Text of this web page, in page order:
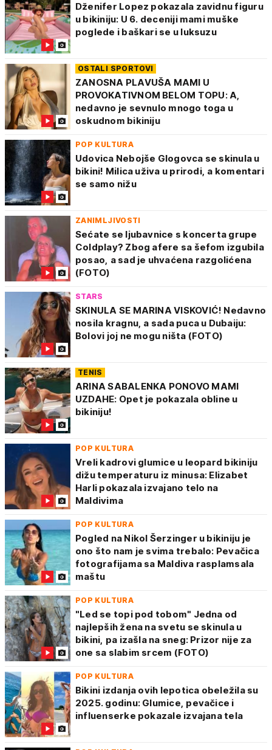
Dženifer Lopez pokazala zavidnu figuru
u bikiniju: U 6. deceniji mami muške
poglede i baškari se u luksuzu
OSTALI SPORTOVI
ZANOSNA PLAVUŠA MAMI U
PROVOKATIVNOM BELOM TOPU: A,
nedavno je sevnulo mnogo toga u
oskudnom bikiniju
POP KULTURA
Udovica Nebojše Glogovca se skinula u
bikini! Milica uživa u prirodi, a komentari
se samo nižu
ZANIMLJIVOSTI
Sećate se ljubavnice s koncerta grupe
Coldplay? Zbog afere sa šefom izgubila
posao, a sad je uhvaćena razgolićena
(FOTO)
STARS
SKINULA SE MARINA VISKOVIĆ! Nedavno
nosila kragnu, a sada puca u Dubaiju:
Bolovi joj ne mogu ništa (FOTO)
TENIS
ARINA SABALENKA PONOVO MAMI
UZDAHE: Opet je pokazala obline u
bikiniju!
POP KULTURA
Vreli kadrovi glumice u leopard bikiniju
dižu temperaturu iz minusa: Elizabet
Harli pokazala izvajano telo na
Maldivima
POP KULTURA
Pogled na Nikol Šerzinger u bikiniju je
ono što nam je svima trebalo: Pevačica
fotografijama sa Maldiva rasplamsala
maštu
POP KULTURA
"Led se topi pod tobom" Jedna od
najlepših žena na svetu se skinula u
bikini, pa izašla na sneg: Prizor nije za
one sa slabim srcem (FOTO)
POP KULTURA
Bikini izdanja ovih lepotica obeležila su
2025. godinu: Glumice, pevačice i
influenserke pokazale izvajana tela